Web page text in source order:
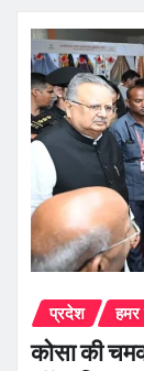
प्रदेश हमर
कोसा की